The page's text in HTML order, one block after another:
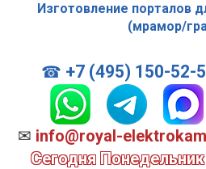
☎ +7 (495) 150-52-
✉ info@royal-
Сегодня
Изготовление порталов
(мрамор/